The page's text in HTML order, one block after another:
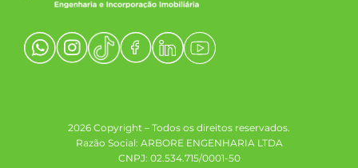
2026 Copyright – Todos os direitos reservados.
Razão Social: ARBORE ENGENHARIA LTDA
CNPJ: 02.534.715/0001-50